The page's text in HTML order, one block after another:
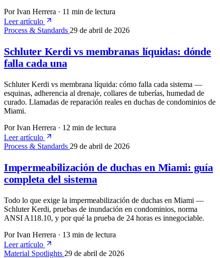
Por Ivan Herrera · 11 min de lectura
Leer artículo
Process & Standards 29 de abril de 2026
Schluter Kerdi vs membranas líquidas: dónde
falla cada una
Schluter Kerdi vs membrana líquida: cómo falla cada sistema —
esquinas, adherencia al drenaje, collares de tuberías, humedad de
curado. Llamadas de reparación reales en duchas de condominios de
Miami.
Por Ivan Herrera · 12 min de lectura
Leer artículo
Process & Standards 29 de abril de 2026
Impermeabilización de duchas en Miami: guía
completa del sistema
Todo lo que exige la impermeabilización de duchas en Miami —
Schluter Kerdi, pruebas de inundación en condominios, norma
ANSI A118.10, y por qué la prueba de 24 horas es innegociable.
Por Ivan Herrera · 13 min de lectura
Leer artículo
Material Spotlights 29 de abril de 2026